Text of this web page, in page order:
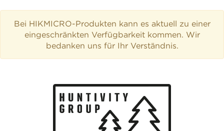
Bei HIKMICRO-Produkten kann es aktuell zu einer
eingeschränkten Verfügbarkeit kommen. Wir
bedanken uns für Ihr Verständnis.